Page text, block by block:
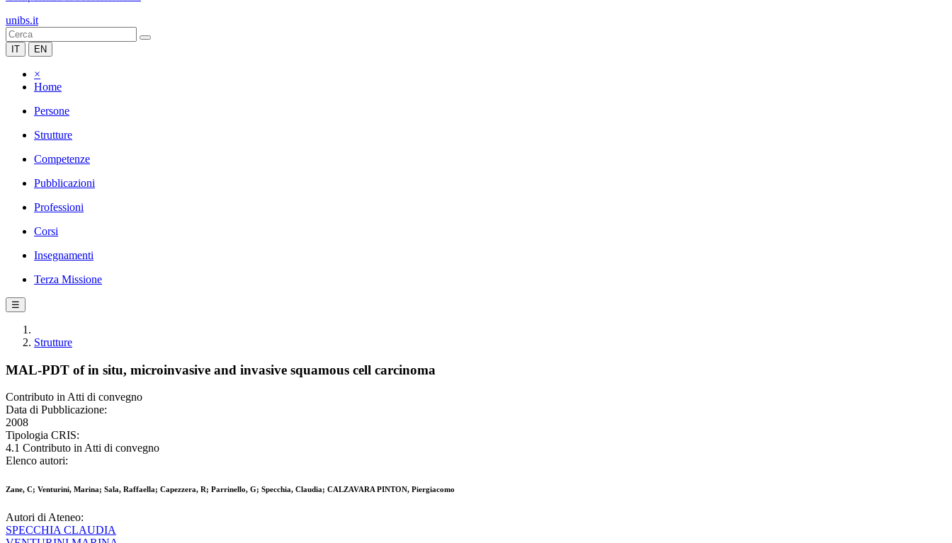
unibs.it
IT EN
×
Home
Persone
Strutture
Competenze
Pubblicazioni
Professioni
Corsi
Insegnamenti
Terza Missione
☰
Strutture
MAL-PDT of in situ, microinvasive and invasive squamous cell carcinoma
Contributo in Atti di convegno
Data di Pubblicazione:
2008
Tipologia CRIS:
4.1 Contributo in Atti di convegno
Elenco autori:
Zane, C; Venturini, Marina; Sala, Raffaella; Capezzera, R; Parrinello, G; Specchia, Claudia; CALZAVARA PINTON, Piergiacomo
Autori di Ateneo:
SPECCHIA CLAUDIA